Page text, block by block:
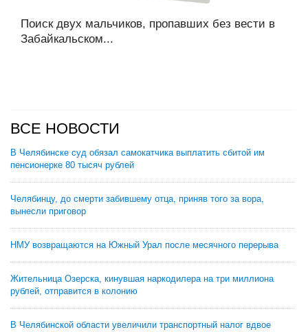
Поиск двух мальчиков, пропавших без вести в
Забайкальском...
ВСЕ НОВОСТИ
В Челябинске суд обязал самокатчика выплатить сбитой им
пенсионерке 80 тысяч рублей
Челябинцу, до смерти забившему отца, приняв того за вора,
вынесли приговор
НМУ возвращаются на Южный Урал после месячного перерыва
Жительница Озерска, кинувшая наркодилера на три миллиона
рублей, отправится в колонию
В Челябинской области увеличили транспортный налог вдвое